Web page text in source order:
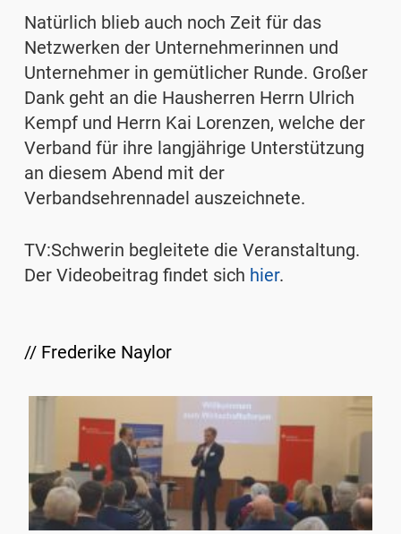
Natürlich blieb auch noch Zeit für das
Netzwerken der Unternehmerinnen und
Unternehmer in gemütlicher Runde. Großer
Dank geht an die Hausherren Herrn Ulrich
Kempf und Herrn Kai Lorenzen, welche der
Verband für ihre langjährige Unterstützung
an diesem Abend mit der
Verbandsehrennadel auszeichnete.
TV:Schwerin begleitete die Veranstaltung.
Der Videobeitrag findet sich hier.
// Frederike Naylor